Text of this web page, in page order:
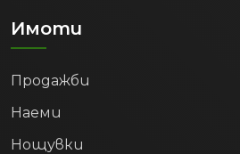
Имоти
Продажби
Наеми
Нощувки